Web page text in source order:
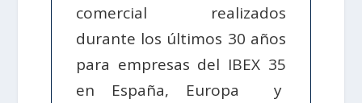
comercial realizados
durante los últimos 30 años
para empresas del IBEX 35
en España, Europa y